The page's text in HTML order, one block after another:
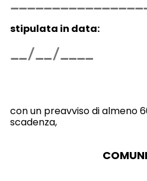
stipulata in data:
con un preavviso di almeno
scadenza,